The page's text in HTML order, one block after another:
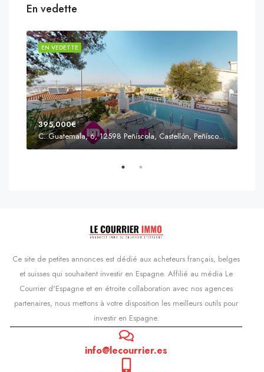
En vedette
EN VEDETTE
395,000€
C. Guatemala, 6, 12598 Peñíscola, Castellón, Peñíscola, Communauté valencienne
Ce site de petites annonces est dédié aux acheteurs français, belges
et suisses qui souhaitent investir en Espagne. Affilié au média Le
Courrier d'Espagne et en étroite collaboration avec nos agences
partenaires, nous mettons à votre disposition les meilleurs outils pour
investir en Espagne.
info@lecourrier.es